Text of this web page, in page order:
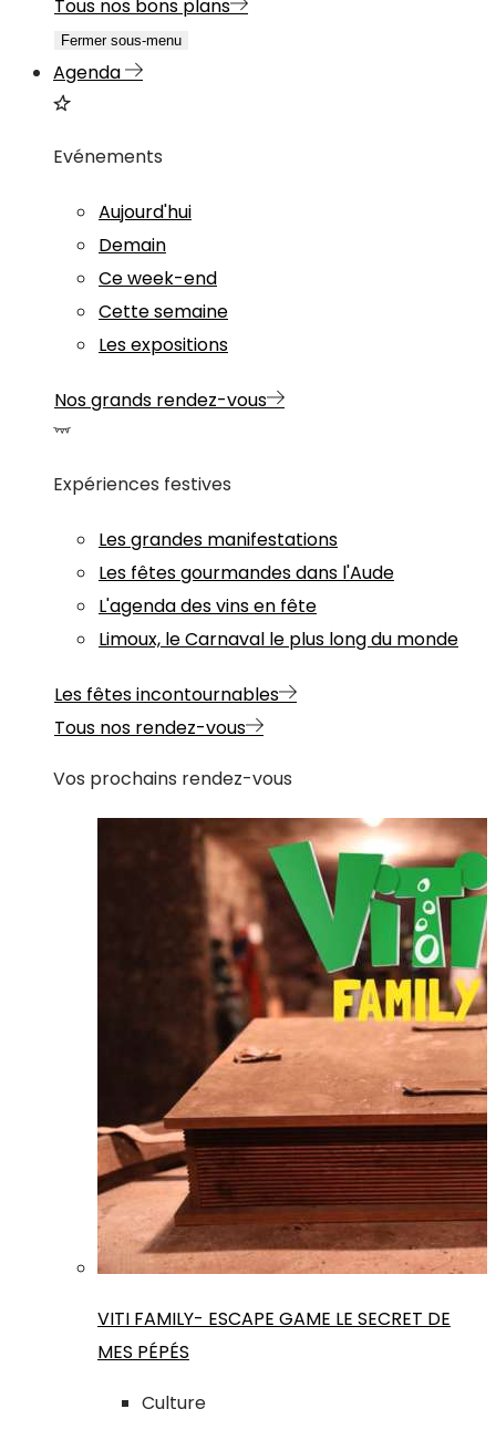
Tous nos bons plans
Fermer sous-menu
Agenda
Evénements
Aujourd'hui
Demain
Ce week-end
Cette semaine
Les expositions
Nos grands rendez-vous
Expériences festives
Les grandes manifestations
Les fêtes gourmandes dans l'Aude
L'agenda des vins en fête
Limoux, le Carnaval le plus long du monde
Les fêtes incontournables
Tous nos rendez-vous
Vos prochains rendez-vous
VITI FAMILY- ESCAPE GAME LE SECRET DE
MES PÉPÉS
Culture